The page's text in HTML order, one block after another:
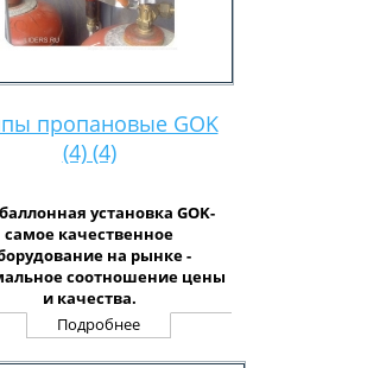
пропановые GOK
(4) (4)
установка GOK-
самое качественное
на рынке -
соотношение цены
и качества.
Подробнее